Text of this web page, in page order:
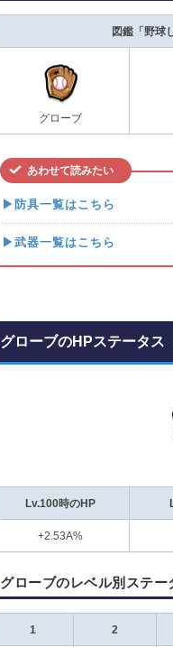
図鑑「野球
グローブ
あわせて読みたい
▶防具一覧はこちら
▶武器一覧はこちら
グローブのHPステータス
Lv.100時のHP
+2.53A%
グローブのレベル別ステー
1 2